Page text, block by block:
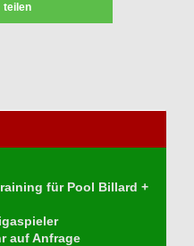
teilen
für Pool Billard +
auf Anfrage